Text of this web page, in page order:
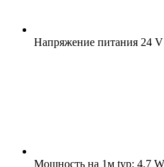
Напряжение питания 24 V
Мощность на 1м typ: 4.7